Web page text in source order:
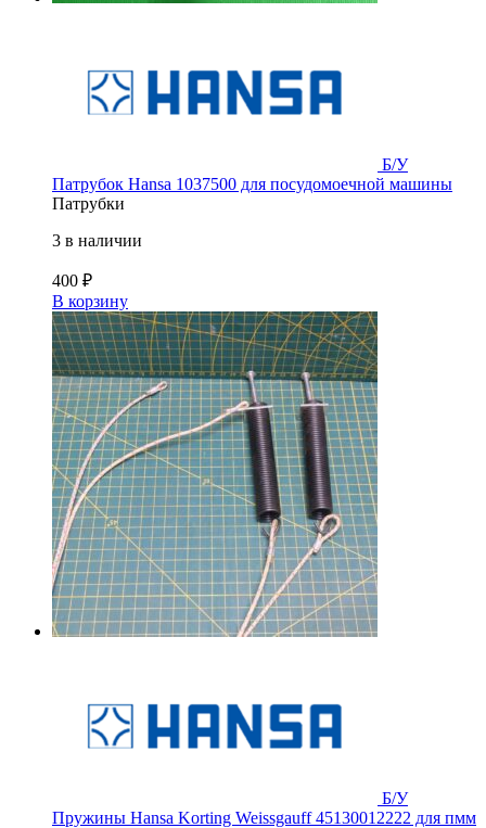
Б/У
Патрубок Hansa 1037500 для посудомоечной машины
Патрубки
3 в наличии
400 ₽
В корзину
Б/У
Пружины Hansa Korting Weissgauff 45130012222 для пмм